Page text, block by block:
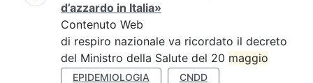
d’azzardo in Italia»
Contenuto Web
di respiro nazionale va ricordato il decreto
del Ministro della Salute del 20 maggio
EPIDEMIOLOGIA
CNDD